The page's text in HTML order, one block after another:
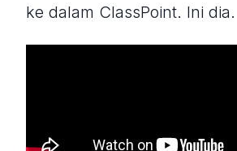
ke dalam ClassPoint. Ini dia.